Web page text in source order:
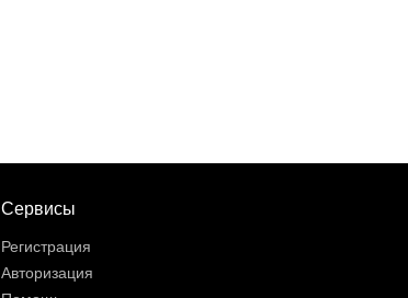
Сервисы
Регистрация
Авторизация